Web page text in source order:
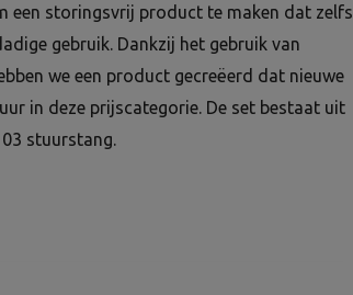
een storingsvrij product te maken dat zelfs
gebruik. Dankzij het gebruik van
we een product gecreëerd dat nieuwe
in deze prijscategorie. De set bestaat uit
stuurstang.